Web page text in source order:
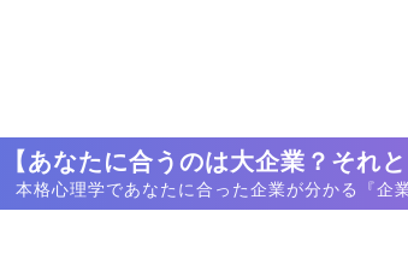
【あなたに合うのは大企業？それ
本格心理学であなたに合った企業が分かる『企